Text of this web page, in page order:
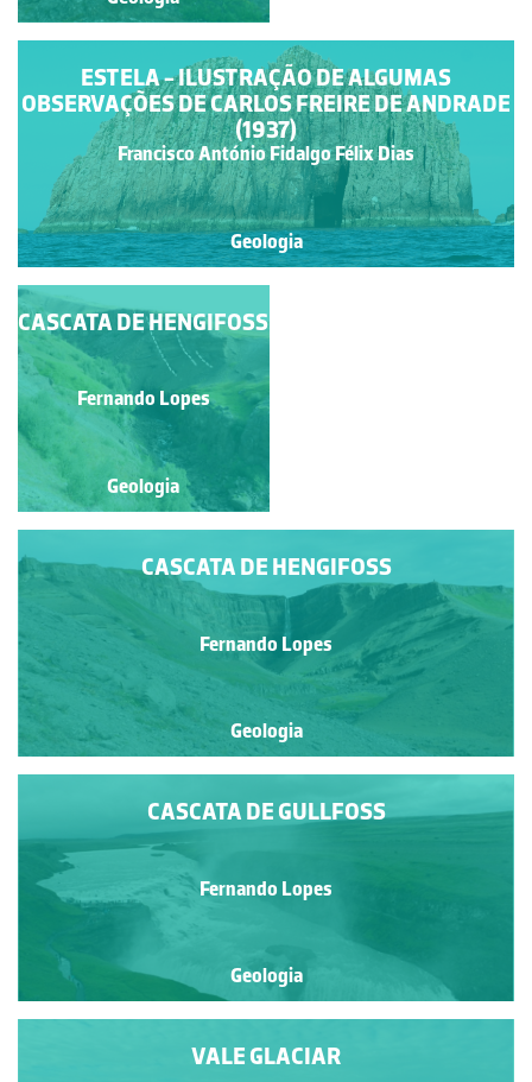
ESTELA - ILUSTRAÇÃO DE ALGUMAS
OBSERVAÇÕES DE CARLOS FREIRE DE ANDRADE
(1937)
Francisco António Fidalgo Félix Dias
Geologia
A GARGANTA DO
ALMANNAGJÁ
Fernando Lopes
Geologia
CASCATA DE HENGIFOSS
Fernando Lopes
Geologia
CASCATA DE HENGIFOSS
Fernando Lopes
Geologia
CASCATA DE GULLFOSS
Fernando Lopes
Geologia
VALE GLACIAR